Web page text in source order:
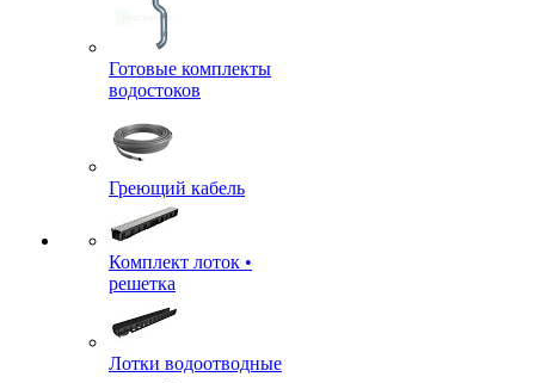
Готовые комплекты
водостоков
Греющий кабель
Комплект лоток •
решетка
Лотки водоотводные